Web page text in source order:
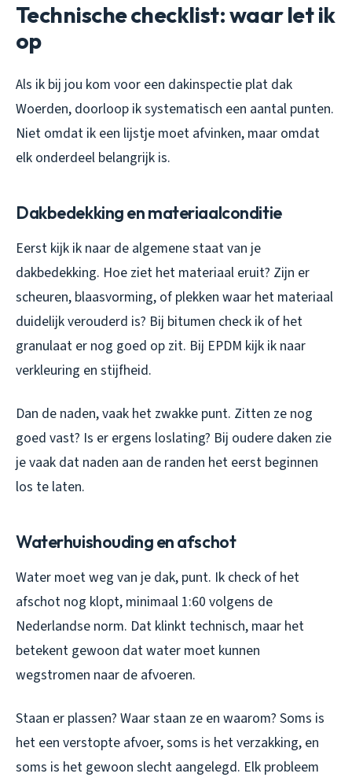
Technische checklist: waar let ik
op
Als ik bij jou kom voor een dakinspectie plat dak
Woerden, doorloop ik systematisch een aantal punten.
Niet omdat ik een lijstje moet afvinken, maar omdat
elk onderdeel belangrijk is.
Dakbedekking en materiaalconditie
Eerst kijk ik naar de algemene staat van je
dakbedekking. Hoe ziet het materiaal eruit? Zijn er
scheuren, blaasvorming, of plekken waar het materiaal
duidelijk verouderd is? Bij bitumen check ik of het
granulaat er nog goed op zit. Bij EPDM kijk ik naar
verkleuring en stijfheid.
Dan de naden, vaak het zwakke punt. Zitten ze nog
goed vast? Is er ergens loslating? Bij oudere daken zie
je vaak dat naden aan de randen het eerst beginnen
los te laten.
Waterhuishouding en afschot
Water moet weg van je dak, punt. Ik check of het
afschot nog klopt, minimaal 1:60 volgens de
Nederlandse norm. Dat klinkt technisch, maar het
betekent gewoon dat water moet kunnen
wegstromen naar de afvoeren.
Staan er plassen? Waar staan ze en waarom? Soms is
het een verstopte afvoer, soms is het verzakking, en
soms is het gewoon slecht aangelegd. Elk probleem